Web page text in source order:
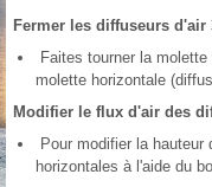
Fermer les diffuseurs d'air
Faites tourner la
molette horizontale
Modifier le flux d'air des
Pour modifier la
horizontales à l'aide du